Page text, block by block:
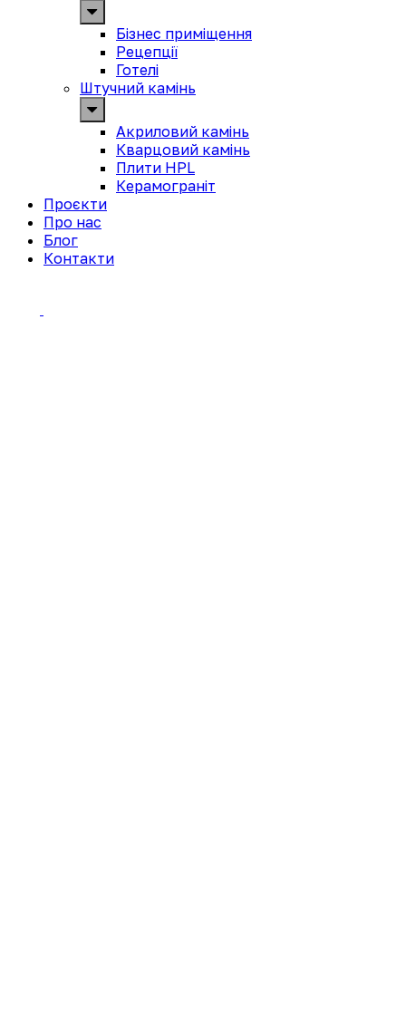
Бізнес приміщення
Рецепції
Готелі
Штучний камінь
Акриловий камінь
Кварцовий камінь
Плити HPL
Керамограніт
Проєкти
Про нас
Блог
Контакти